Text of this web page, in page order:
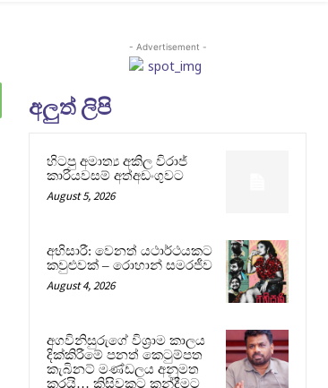
- Advertisement -
අලුත් ලිපි
හිටපු අමාත්‍ය අකිල විරාජ්
කාරියවසම් අත්අඩංගුවට
August 5, 2026
අභිසාරී: වෙනත් යථාර්ථයකට
කවුළුවක් – රොහාන් සමරජීව
August 4, 2026
අගවිනිසුරුගේ විශ්‍රාම කාලය
දික්කිරීමේ පනත් කෙටුම්පත
කැබිනට් මණ්ඩලය අනුමත
කරයි… කිසිවකුට කන්දීමට